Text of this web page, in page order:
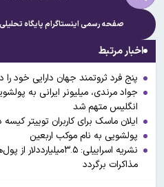
صفحه رسمی اینستاگرام پایگاه
اخبار مرتبط
پنج فرد ثروتمند جهان دارایی خود را
جواد مرندی، میلیونر ایرانی به
انگلیس متهم شد
ایلان ماسک برای کاربران توییتر کیسه
پولشویی به نام موکب اربعین
نشریه اسراییلی:
مذاکرات برگردد